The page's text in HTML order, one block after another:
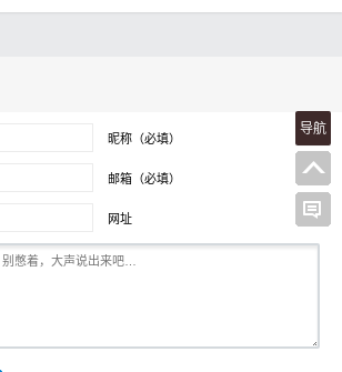
昵称（必填）
邮箱（必填）
网址
导航